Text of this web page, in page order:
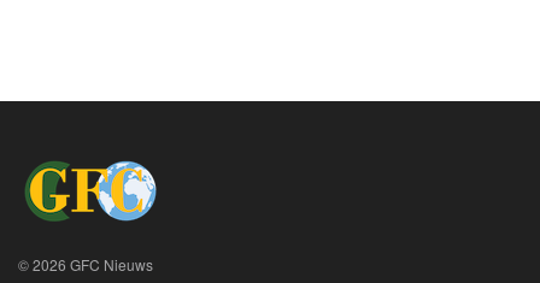
© 2026 GFC Nieuws